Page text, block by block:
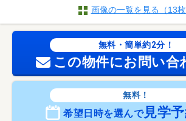
画像の一覧を見る（13枚
無料・簡単約2分！
この物件にお問い合
無料！
希望日時を選んで見学